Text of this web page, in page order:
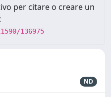
per citare o creare un
136975
ND